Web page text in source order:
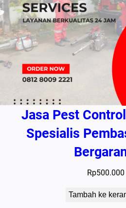
Jasa Pest
Spesialis
Rp500.000
Tambah ke